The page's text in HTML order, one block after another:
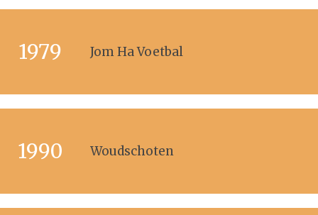
1979 Jom Ha Voetbal
1990 Woudschoten